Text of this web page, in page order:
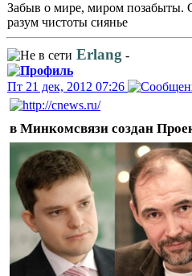
Забыв о мире, миром позабыты.
разум чистоты сиянье
Erlang -
Пт 21 дек, 2012 07:26
в Минкомсвязи создан